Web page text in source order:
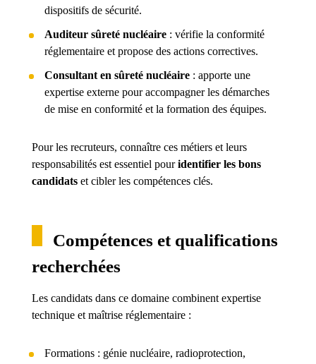
dispositifs de sécurité.
Auditeur sûreté nucléaire: vérifie la conformité
réglementaire et propose des actions correctives.
Consultant en sûreté nucléaire: apporte une
expertise externe pour accompagner les démarches
de mise en conformité et la formation des équipes.
Pour les recruteurs, connaître ces métiers et leurs
responsabilités est essentiel pouridentifier les bons
candidatset cibler les compétences clés.
Compétences et qualifications
recherchées
Les candidats dans ce domaine combinent expertise
technique et maîtrise réglementaire :
Formations : génie nucléaire, radioprotection,